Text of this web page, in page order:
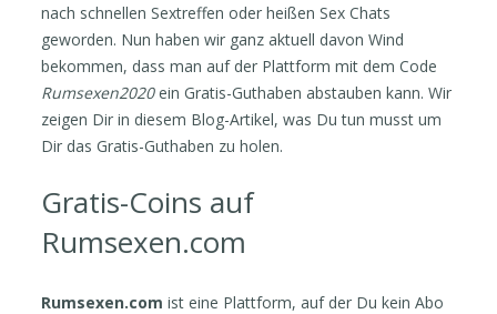
nach schnellen Sextreffen oder heißen Sex Chats
geworden. Nun haben wir ganz aktuell davon Wind
bekommen, dass man auf der Plattform mit dem Code
Rumsexen2020ein Gratis-Guthaben abstauben kann. Wir
zeigen Dir in diesem Blog-Artikel, was Du tun musst um
Dir das Gratis-Guthaben zu holen.
Gratis-Coins auf
Rumsexen.com
Rumsexen.com ist eine Plattform, auf der Du kein Abo